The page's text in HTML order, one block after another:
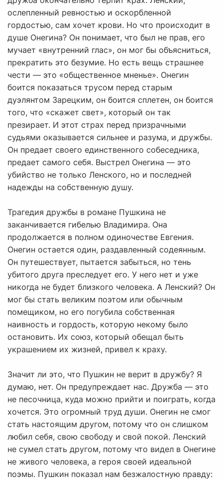
ослепленный ревностью и оскорбленной
гордостью, сам хочет крови. Но что происходит в
душе Онегина? Он понимает, что был не прав, его
мучает «внутренний глас», он мог бы объясниться,
прекратить это безумие. Но есть вещь страшнее
чести — это «общественное мненье». Онегин
боится показаться трусом перед старым
дуэлянтом Зарецким, он боится сплетен, он боится
того, что «скажет свет», который он так
презирает. И этот страх перед призрачными
судьями оказывается сильнее и разума, и дружбы.
Он предает своего единственного собеседника,
предает самого себя. Выстрел Онегина — это
убийство не только Ленского, но и последней
надежды на собственную душу.
Трагедия дружбы в романе Пушкина не
заканчивается гибелью Владимира. Она
продолжается в полном одиночестве Евгения.
Онегин остается один, раздавленный содеянным.
Он путешествует, пытается забыться, но тень
убитого друга преследует его. У него нет и уже
никогда не будет близкого человека. А Ленский? Он
мог бы стать великим поэтом или обычным
помещиком, но его погубила собственная
наивность и гордость, которую некому было
остановить. Их союз, который обещал быть
украшением их жизней, привел к краху.
Значит ли это, что Пушкин не верит в дружбу? Я
думаю, нет. Он предупреждает нас. Дружба — это
не песочница, куда можно прийти и поиграть, когда
хочется. Это огромный труд души. Онегин не смог
стать настоящим другом, потому что он слишком
любил себя, свою свободу и свой покой. Ленский
не сумел стать другом, потому что видел в Онегине
не живого человека, а героя своей идеальной
поэмы. Пушкин показал нам безжалостную правду: